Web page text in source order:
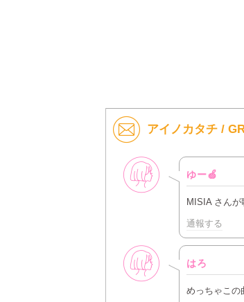
アイノカタチ /
女性
ゆー🍏
MISIA さんが
通報する
女性
はろ
めっちゃこの